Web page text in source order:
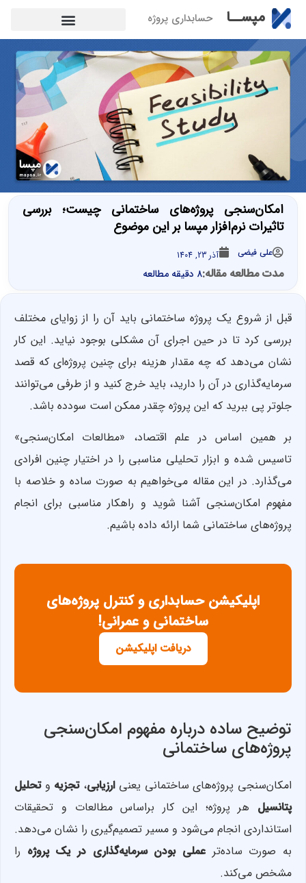
مپســا حسابداری پروژه
امکان‌سنجی پروژه‌های ساختمانی چیست؛ بررسی
تاثیرات نرم‌افزار مپسا بر این موضوع
علی فیضی آذر 23, 1404
مدت مطالعه مقاله:۸ دقیقه مطالعه
قبل از شروع یک پروژه ساختمانی باید آن را از زوایای مختلف
بررسی کرد تا در حین اجرای آن مشکلی بوجود نیاید. این کار
نشان می‌دهد که چه مقدار هزینه برای چنین پروژه‌ای که قصد
سرمایه‌گذاری در آن را دارید، باید خرج کنید و از طرفی می‌توانند
جلوتر پی ببرید که این پروژه چقدر ممکن است سودده باشد.
بر همین اساس در علم اقتصاد، «مطالعات امکان‌سنجی»
تاسیس شده و ابزار تحلیلی مناسبی را در اختیار چنین افرادی
می‌گذارد. در این مقاله می‌خواهیم به صورت ساده و خلاصه با
مفهوم امکان‌سنجی آشنا شوید و راهکار مناسبی برای انجام
پروژه‌های ساختمانی شما ارائه داده باشیم.
اپلیکیشن حسابداری و کنترل پروژه‌های
ساختمانی و عمرانی!
دریافت اپلیکیشن
توضیح ساده درباره مفهوم امکان‌سنجی
پروژه‌های ساختمانی
امکان‌سنجی پروژه‌های ساختمانی یعنیارزیابی،تجزیه وتحلیل
پتانسیل هر پروژه؛ این کار براساس مطالعات و تحقیقات
استانداردی انجام می‌شود و مسیر تصمیم‌گیری را نشان می‌دهد.
به صورت ساده‌تر عملی بودن سرمایه‌گذاری در یک پروژه را
مشخص می‌کند.